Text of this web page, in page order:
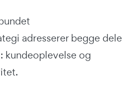
adresserer begge dele
kundeoplevelse og